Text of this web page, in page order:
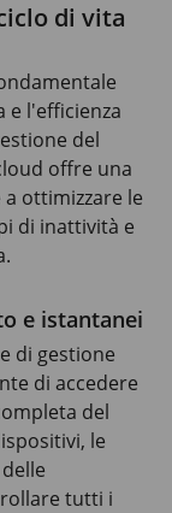
di vita
e l'efficienza
del
offre una
ottimizzare le
di inattività e
e istantanei
di gestione
di accedere
del
le
tutti i